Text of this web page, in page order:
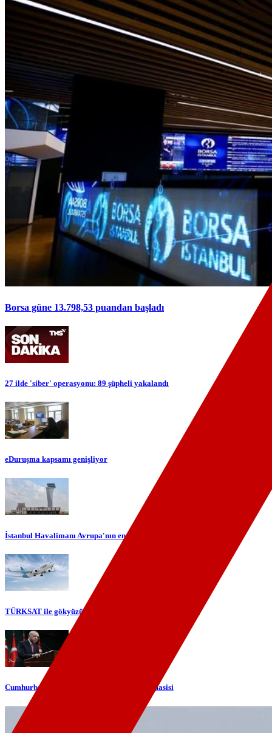
Borsa güne 13.798,53 puandan başladı
27 ilde 'siber' operasyonu: 89 şüpheli yakalandı
eDuruşma kapsamı genişliyor
İstanbul Havalimanı Avrupa'nın en yoğun havalimanı oldu
TÜRKSAT ile gökyüzünde yerli internet dönemi başlıyor
Cumhurbaşkanı Erdoğan'dan telefon diplomasisi